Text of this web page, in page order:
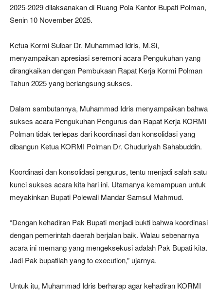
2025-2029 dilaksanakan di Ruang Pola Kantor Bupati Polman,
Senin 10 November 2025.
Ketua Kormi Sulbar Dr. Muhammad Idris, M.Si,
menyampaikan apresiasi seremoni acara Pengukuhan yang
dirangkaikan dengan Pembukaan Rapat Kerja Kormi Polman
Tahun 2025 yang berlangsung sukses.
Dalam sambutannya, Muhammad Idris menyampaikan bahwa
sukses acara Pengukuhan Pengurus dan Rapat Kerja KORMI
Polman tidak terlepas dari koordinasi dan konsolidasi yang
dibangun Ketua KORMI Polman Dr. Chuduriyah Sahabuddin.
Koordinasi dan konsolidasi pengurus, tentu menjadi salah satu
kunci sukses acara kita hari ini. Utamanya kemampuan untuk
meyakinkan Bupati Polewali Mandar Samsul Mahmud.
“Dengan kehadiran Pak Bupati menjadi bukti bahwa koordinasi
dengan pemerintah daerah berjalan baik. Walau sebenarnya
acara ini memang yang mengeksekusi adalah Pak Bupati kita.
Jadi Pak bupatilah yang to execution,” ujarnya.
Untuk itu, Muhammad Idris berharap agar kehadiran KORMI